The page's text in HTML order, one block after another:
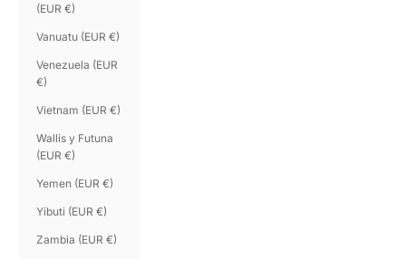
(EUR €)
Vanuatu (EUR €)
Venezuela (EUR
€)
Vietnam (EUR €)
Wallis y Futuna
(EUR €)
Yemen (EUR €)
Yibuti (EUR €)
Zambia (EUR €)